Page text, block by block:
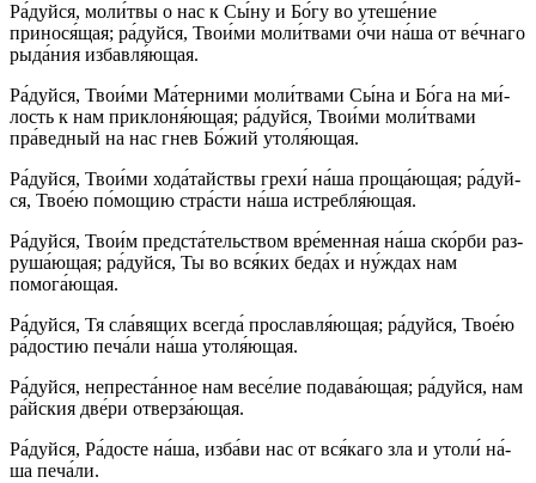
Ра́­дуй­ся, мо­ли́т­вы о нас к Сы́­ну и Бо́­гу во уте­ше́­ние
принося́щая; ра́­дуй­ся, Тво­и́ми мо­ли́т­ва­ми о́чи на́­ша от ве́ч­на­го
рыда́ния из­бав­ля́ю­щая.
Ра́­дуй­ся, Тво­и́ми Ма́­тер­ни­ми мо­ли́т­ва­ми Сы́­на и Бо́­га на ми́­
лость к нам приклоня́ющая; ра́­дуй­ся, Тво­и́ми мо­ли́т­ва­ми
пра́ведный на нас гнев Бо́­жий утоля́ющая.
Ра́­дуй­ся, Тво­и́ми хода́тайствы гре­хи́ на́­ша проща́ющая; ра́­дуй­
ся, Твое́ю по́­мо­щию стра́с­ти на́­ша истребля́ющая.
Ра́­дуй­ся, Тво­и́м пред­ста́­тель­ством вре́­мен­ная на́­ша ско́р­би раз­
ру­ша́ю­щая; ра́­дуй­ся, Ты во вся́­ких бе­да́х и ну́ж­дах нам
помога́ющая.
Ра́­дуй­ся, Тя сла́вящих всег­да́ про­слав­ля́ю­щая; ра́­дуй­ся, Твое́ю
ра́­дос­тию пе­ча́­ли на́­ша утоля́ющая.
Ра́­дуй­ся, непреста́нное нам ве­се́­лие подава́ющая; ра́­дуй­ся, нам
ра́йс­кия две́ри отверза́ющая.
Ра́­дуй­ся, Ра́­дос­те на́­ша, из­ба́­ви нас от вся́­ка­го зла и утоли́ на́­
ша пе­ча́­ли.